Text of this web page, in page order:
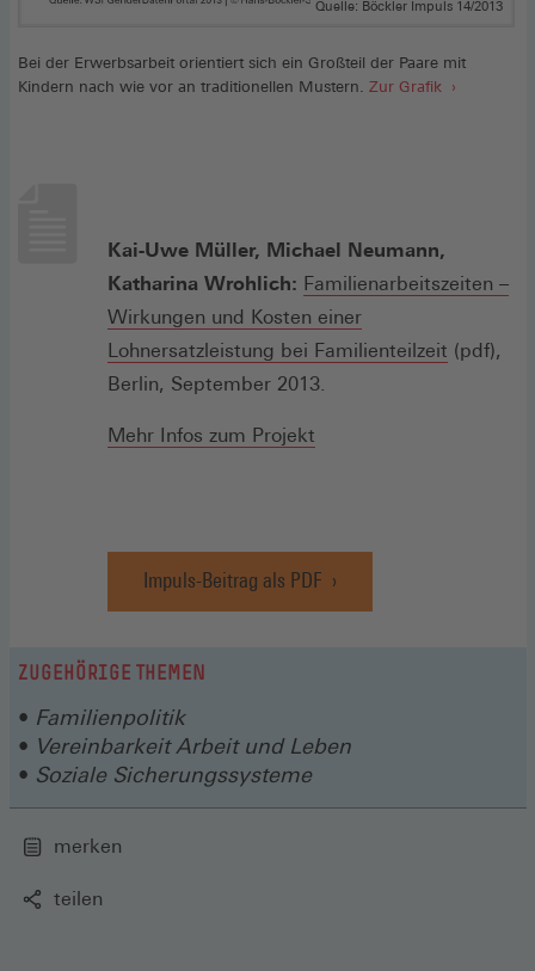
Quelle: Böckler Impuls 14/2013
Bei der Erwerbsarbeit orientiert sich ein Großteil der Paare mit
Kindern nach wie vor an traditionellen Mustern. Zur Grafik
Kai-Uwe Müller, Michael Neumann,
Katharina Wrohlich: Familienarbeitszeiten –
Wirkungen und Kosten einer
Lohnersatzleistung bei Familienteilzeit (Öffnet
(pdf),
Berlin, September 2013.
Mehr Infos zum Projekt
Impuls-Beitrag als PDF
(Öffnet
in
ZUGEHÖRIGE THEMEN
Familienpolitik
Vereinbarkeit Arbeit und Leben
Soziale Sicherungssysteme
merken
teilen